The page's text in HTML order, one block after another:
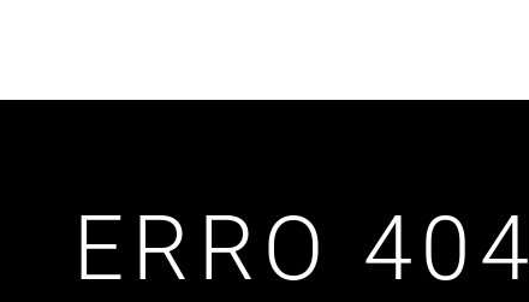
ERRO 404